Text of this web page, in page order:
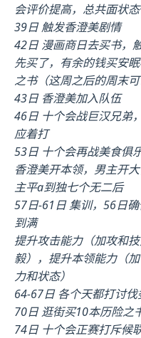
会评价提高，总共面状
39日 触发香澄美剧情
42日 漫画商日去买书，
先买了，有余的钱买安
之书（这周之后的周末
43日 香澄美加入队伍
46日 十个会战巨汉兄弟
应着打
53日 十个会再战美食俱
香澄美开本领，男主开
主平a到独七个无二后
57日-61日 集训，56日
到满
提升攻击能力（加攻和
毅），提升本领能力（
力和状态）
64-67日 各个天都打讨
70日 逛街买10本历险之
74日 十个会正赛打斥候